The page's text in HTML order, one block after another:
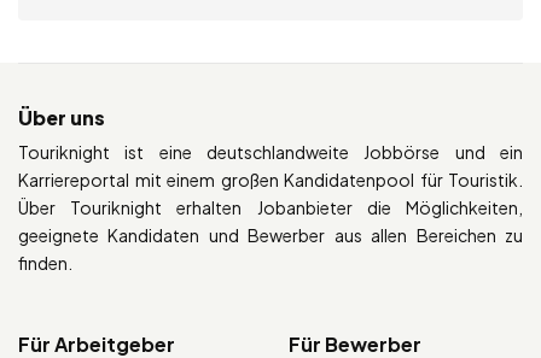
Über uns
Touriknight ist eine deutschlandweite Jobbörse und ein
Karriereportal mit einem großen Kandidatenpool für Touristik.
Über Touriknight erhalten Jobanbieter die Möglichkeiten,
geeignete Kandidaten und Bewerber aus allen Bereichen zu
finden.
Für Arbeitgeber Für Bewerber